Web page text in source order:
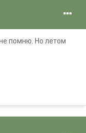
помню. Но летом